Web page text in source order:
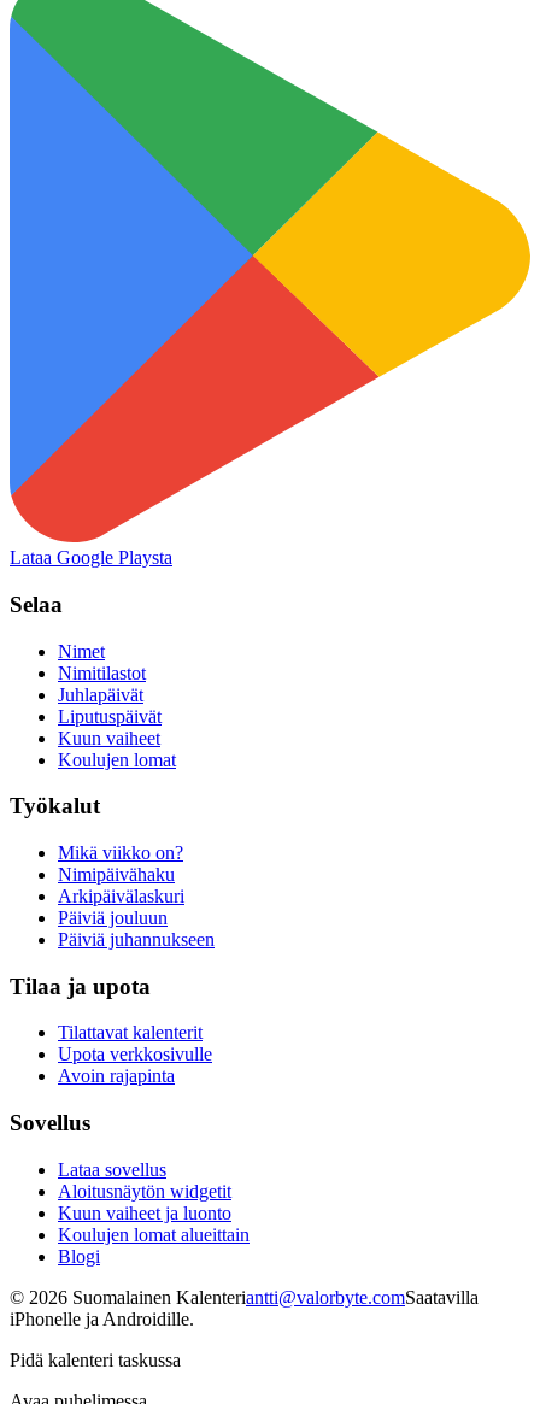
Lataa Google Playsta
Selaa
Nimet
Nimitilastot
Juhlapäivät
Liputuspäivät
Kuun vaiheet
Koulujen lomat
Työkalut
Mikä viikko on?
Nimipäivähaku
Arkipäivälaskuri
Päiviä jouluun
Päiviä juhannukseen
Tilaa ja upota
Tilattavat kalenterit
Upota verkkosivulle
Avoin rajapinta
Sovellus
Lataa sovellus
Aloitusnäytön widgetit
Kuun vaiheet ja luonto
Koulujen lomat alueittain
Blogi
© 2026 Suomalainen Kalenteriantti@valorbyte.comSaatavilla
iPhonelle ja Androidille.
Pidä kalenteri taskussa